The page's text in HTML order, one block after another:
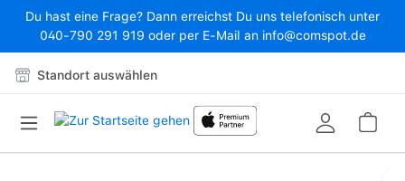
Zum Hauptinhalt springen
Du hast eine Frage? Dann erreichst Du uns telefonisch unter
040-790 291 919 oder per E-Mail an info@comspot.de
Standort auswählen